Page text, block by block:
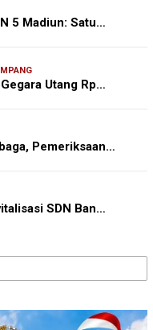
5 Madiun: Satu…
Utang Rp…
Pemeriksaan…
SDN Ban…